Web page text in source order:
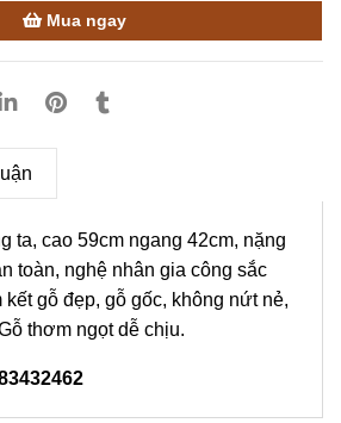
Mua ngay
ta, cao 59cm ngang 42cm, nặng
toàn, nghệ nhân gia công sắc
kết gỗ đẹp, gỗ gốc, không nứt nẻ,
thơm ngọt dễ chịu.